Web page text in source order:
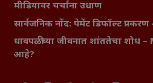
मीडियावर चर्चांना उधाण
सार्वजनिक नोंद: पेमेंट डिफॉल्ट
धावपळीच्या जीवनात शांततेचा
आहे?